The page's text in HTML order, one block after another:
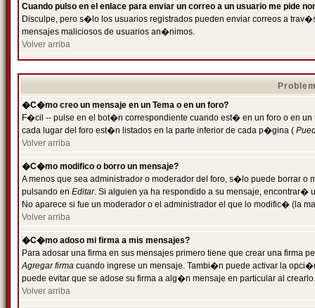
Cuando pulso en el enlace para enviar un correo a un usuario me pide
Disculpe, pero s�lo los usuarios registrados pueden enviar correos a
mensajes maliciosos de usuarios an�nimos.
Volver arriba
�C�mo creo un mensaje en un Tema o en un foro?
F�cil -- pulse en el bot�n correspondiente cuando est� en un foro o en
cada lugar del foro est�n listados en la parte inferior de cada p�gina (
Volver arriba
�C�mo modifico o borro un mensaje?
A menos que sea administrador o moderador del foro, s�lo puede borrar o
pulsando en Editar. Si alguien ya ha respondido a su mensaje, encontrar�
No aparece si fue un moderador o el administrador el que lo modific� (la
Volver arriba
�C�mo adoso mi firma a mis mensajes?
Para adosar una firma en sus mensajes primero tiene que crear una firma
Agregar firma cuando ingrese un mensaje. Tambi�n puede activar la
puede evitar que se adose su firma a alg�n mensaje en particular al crearlo.
Volver arriba